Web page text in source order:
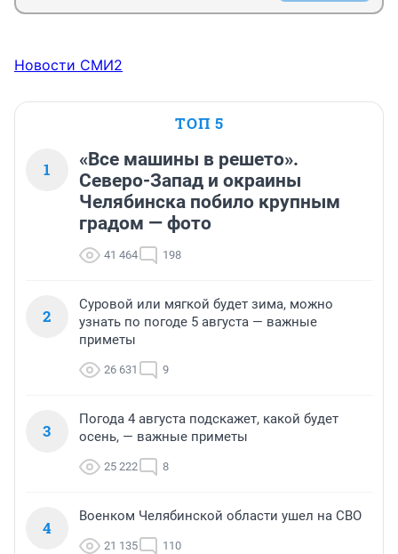
Новости СМИ2
ТОП 5
1
«Все машины в решето».
Северо-Запад и окраины
Челябинска побило крупным
градом — фото
41 464 198
2
Суровой или мягкой будет зима, можно
узнать по погоде 5 августа — важные
приметы
26 631 9
3
Погода 4 августа подскажет, какой будет
осень, — важные приметы
25 222 8
4
Военком Челябинской области ушел на СВО
21 135 110